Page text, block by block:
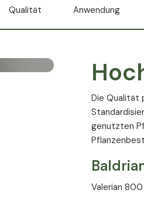
Qualität Anwendung
Die Qualität
genutzten
Valerian